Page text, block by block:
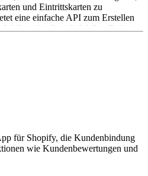
und Eintrittskarten zu
eine einfache API zum Erstellen
oder Google Wallet. Zudem
angeboten und jederzeit
Sicherheit können Pässe mit
Das Tool ist ab 99 € monatlich
für Shopify, die Kundenbindung
wie Kundenbewertungen und